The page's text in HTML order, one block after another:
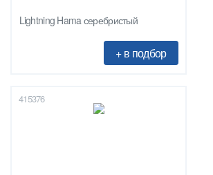
Lightning Hama серебристый
415376